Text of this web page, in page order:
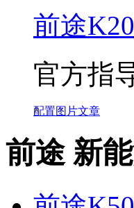
前途K20
官方指
配置图片文章
前途 新